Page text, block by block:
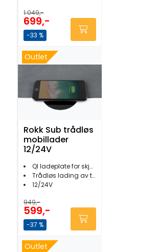
1.049,-
699,-
-33 %
Outlet
Rokk Sub trådløs
mobillader
12/24V
QI ladeplate for skjult montasje
Trådløs lading av telefon
12/24V
949,-
599,-
-37 %
Outlet